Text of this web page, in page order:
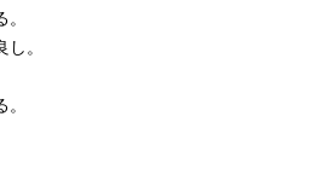
、人間関係全般において役立つだ
。